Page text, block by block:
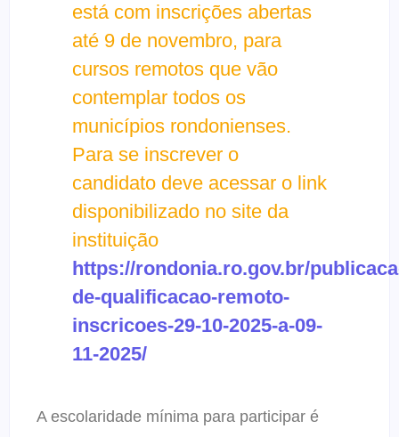
está com inscrições abertas
até 9 de novembro, para
cursos remotos que vão
contemplar todos os
municípios rondonienses.
Para se inscrever o
candidato deve acessar o link
disponibilizado no site da
instituição
https://rondonia.ro.gov.br/
de-qualificacao-remoto-
inscricoes-29-10-2025-a-09-
11-2025/
A escolaridade mínima para participar é